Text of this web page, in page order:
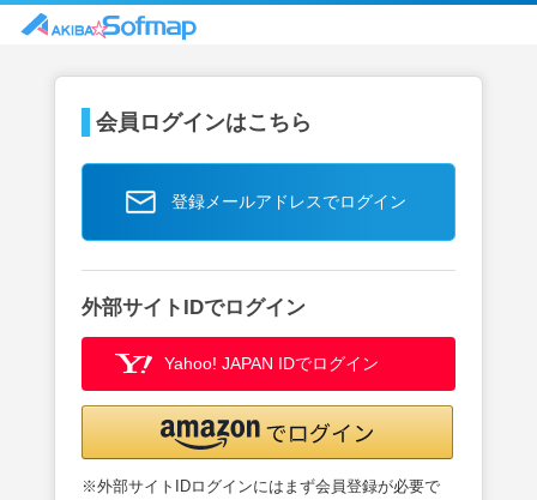
会員ログインはこちら
登録メールアドレスでログイン
外部サイトIDでログイン
Yahoo! JAPAN IDでログイン
※外部サイトIDログインにはまず会員登録が必要で